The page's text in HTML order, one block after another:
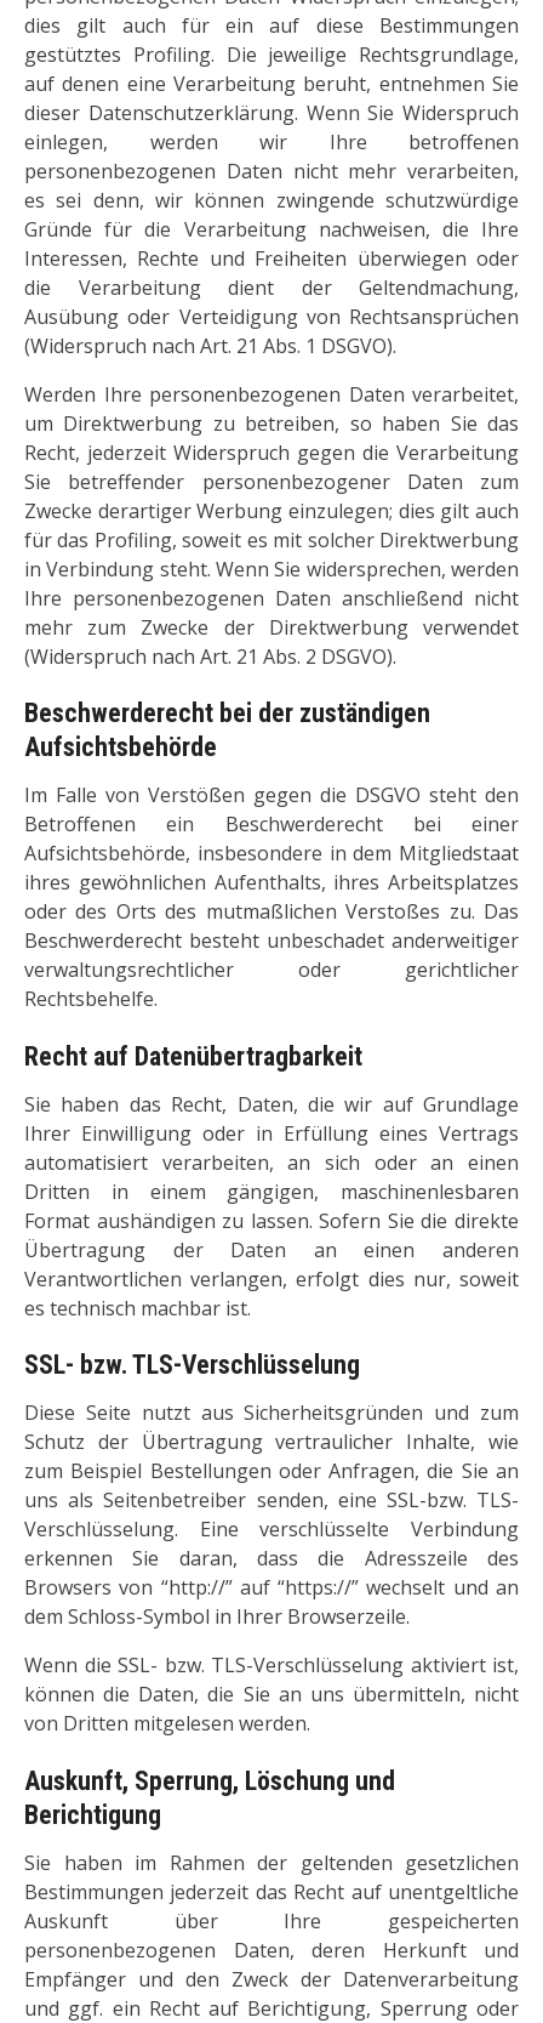
dies gilt auch für ein auf diese Bestimmungen
gestütztes Profiling. Die jeweilige Rechtsgrundlage,
auf denen eine Verarbeitung beruht, entnehmen Sie
dieser Datenschutzerklärung. Wenn Sie Widerspruch
einlegen, werden wir Ihre betroffenen
personenbezogenen Daten nicht mehr verarbeiten,
es sei denn, wir können zwingende schutzwürdige
Gründe für die Verarbeitung nachweisen, die Ihre
Interessen, Rechte und Freiheiten überwiegen oder
die Verarbeitung dient der Geltendmachung,
Ausübung oder Verteidigung von Rechtsansprüchen
(Widerspruch nach Art. 21 Abs. 1 DSGVO).
Werden Ihre personenbezogenen Daten verarbeitet,
um Direktwerbung zu betreiben, so haben Sie das
Recht, jederzeit Widerspruch gegen die Verarbeitung
Sie betreffender personenbezogener Daten zum
Zwecke derartiger Werbung einzulegen; dies gilt auch
für das Profiling, soweit es mit solcher Direktwerbung
in Verbindung steht. Wenn Sie widersprechen, werden
Ihre personenbezogenen Daten anschließend nicht
mehr zum Zwecke der Direktwerbung verwendet
(Widerspruch nach Art. 21 Abs. 2 DSGVO).
Beschwerderecht bei der zuständigen
Aufsichtsbehörde
Im Falle von Verstößen gegen die DSGVO steht den
Betroffenen ein Beschwerderecht bei einer
Aufsichtsbehörde, insbesondere in dem Mitgliedstaat
ihres gewöhnlichen Aufenthalts, ihres Arbeitsplatzes
oder des Orts des mutmaßlichen Verstoßes zu. Das
Beschwerderecht besteht unbeschadet anderweitiger
verwaltungsrechtlicher oder gerichtlicher
Rechtsbehelfe.
Recht auf Datenübertragbarkeit
Sie haben das Recht, Daten, die wir auf Grundlage
Ihrer Einwilligung oder in Erfüllung eines Vertrags
automatisiert verarbeiten, an sich oder an einen
Dritten in einem gängigen, maschinenlesbaren
Format aushändigen zu lassen. Sofern Sie die direkte
Übertragung der Daten an einen anderen
Verantwortlichen verlangen, erfolgt dies nur, soweit
es technisch machbar ist.
SSL- bzw. TLS-Verschlüsselung
Diese Seite nutzt aus Sicherheitsgründen und zum
Schutz der Übertragung vertraulicher Inhalte, wie
zum Beispiel Bestellungen oder Anfragen, die Sie an
uns als Seitenbetreiber senden, eine SSL-bzw. TLS-
Verschlüsselung. Eine verschlüsselte Verbindung
erkennen Sie daran, dass die Adresszeile des
Browsers von “http://” auf “https://” wechselt und an
dem Schloss-Symbol in Ihrer Browserzeile.
Wenn die SSL- bzw. TLS-Verschlüsselung aktiviert ist,
können die Daten, die Sie an uns übermitteln, nicht
von Dritten mitgelesen werden.
Auskunft, Sperrung, Löschung und
Berichtigung
Sie haben im Rahmen der geltenden gesetzlichen
Bestimmungen jederzeit das Recht auf unentgeltliche
Auskunft über Ihre gespeicherten
personenbezogenen Daten, deren Herkunft und
Empfänger und den Zweck der Datenverarbeitung
und ggf. ein Recht auf Berichtigung, Sperrung oder